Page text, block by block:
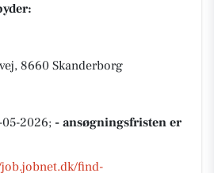
8660 Skanderborg
2026; - ansøgningsfristen er
find-